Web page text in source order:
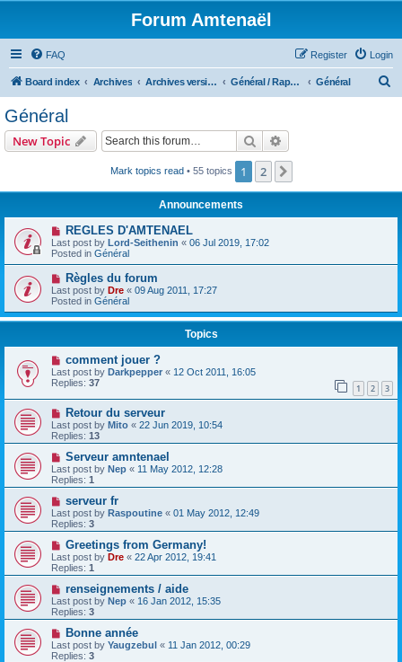
Forum Amtenaël
FAQ Login
Register
Board index Archives Archives version 2010-2012 Général / Rapport à la gestion et administration du jeu Général
Général
New Topic Search
Mark topics read• 55 topics 1 2
Announcements
REGLES D'AMTENAEL
Last post by Lord-Seithenin « 06 Jul 2019, 17:02
Posted in Général
Règles du forum
Last post by Dre « 09 Aug 2011, 17:27
Posted in Général
Topics
comment jouer ?
Last post by Darkpepper « 12 Oct 2011, 16:05
Replies: 37 1 2 3
Retour du serveur
Last post by Mito « 22 Jun 2019, 10:54
Replies: 13
Serveur amntenael
Last post by Nep « 11 May 2012, 12:28
Replies: 1
serveur fr
Last post by Raspoutine « 01 May 2012, 12:49
Replies: 3
Greetings from Germany!
Last post by Dre « 22 Apr 2012, 19:41
Replies: 1
renseignements / aide
Last post by Nep « 16 Jan 2012, 15:35
Replies: 3
Bonne année
Last post by Yaugzebul « 11 Jan 2012, 00:29
Replies: 3